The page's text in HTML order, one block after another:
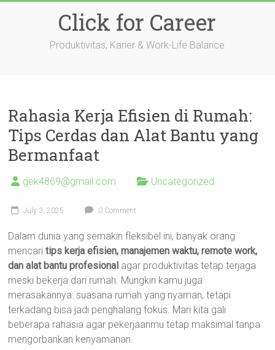
Click for Career
Produktivitas, Karier & Work-Life Balance
Rahasia Kerja Efisien di Rumah:
Tips Cerdas dan Alat Bantu yang
Bermanfaat
gek4869@gmail.com Uncategorized
July 3, 2025 0 Comment
Dalam dunia yang semakin fleksibel ini, banyak orang
mencaritips kerja efisien, manajemen waktu, remote work,
dan alat bantu profesional agar produktivitas tetap terjaga
meski bekerja dari rumah. Mungkin kamu juga
merasakannya: suasana rumah yang nyaman, tetapi
terkadang bisa jadi penghalang fokus. Mari kita gali
beberapa rahasia agar pekerjaanmu tetap maksimal tanpa
mengorbankan kenyamanan.